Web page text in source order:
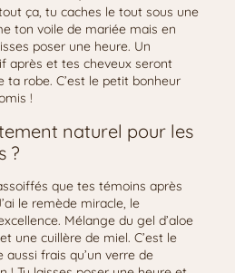
ça, tu caches le tout sous une
ton voile de mariée mais en
poser une heure. Un
après et tes cheveux seront
ta robe. C’est le petit bonheur
!
naturel pour les
?
que tes témoins après
le remède miracle, le
Mélange du gel d’aloe
une cuillère de miel. C’est le
frais qu’un verre de